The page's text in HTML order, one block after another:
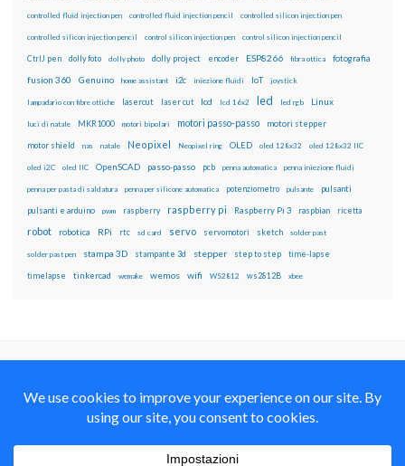
controlled fluid injection pen controlled fluid injection pencil controlled silicon injection pen
controlled silicon injection pencil control silicon injection pen control silicon injection pencil
CtrlJ pen dolly foto dolly photo dolly project encoder ESP8266 fibra ottica fotografia
fusion 360 Genuino home assistant i2c iniezione fluidi IoT joystick
lampadario con fibre ottiche lasercut laser cut lcd lcd 16x2 led led rgb Linux
luci di natale MKR1000 motori bipolari motori passo-passo motori stepper
motor shield nas natale Neopixel Neopixel ring OLED oled 128x32 oled 128x32 IIC
oled i2C oled IIC OpenSCAD passo-passo pcb penna automatica penna iniezione fluidi
penna per pasta di saldatura penna per silicone automatica potenziometro pulsante pulsanti
pulsanti e arduino pwm raspberry raspberry pi Raspberry Pi 3 raspbian ricetta
robot robotica RPi rtc sd card servo servomotori sketch solder past
solder past pen stampa 3D stampante 3d stepper step to step time-lapse
timelapse tinkercad wemake wemos wifi WS2812 ws2812B xbee
con Licenza
Creative Commons Attribution Non commercial Share
Alike 4.0 International